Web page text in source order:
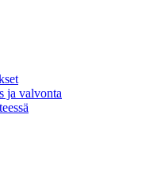
ja valvonta